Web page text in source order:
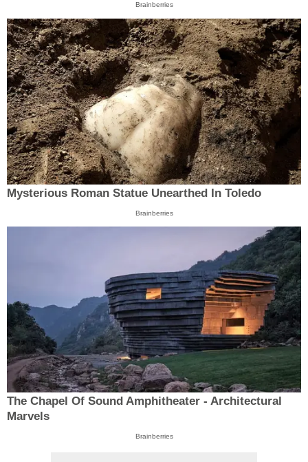
Brainberries
Mysterious Roman Statue Unearthed In Toledo
Brainberries
The Chapel Of Sound Amphitheater - Architectural
Marvels
Brainberries